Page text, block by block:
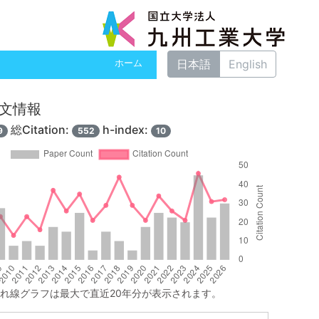
ホーム 日本語 English
情報
総Citation: 552 h-index: 10
線グラフは最大で直近20年分が表示されます。